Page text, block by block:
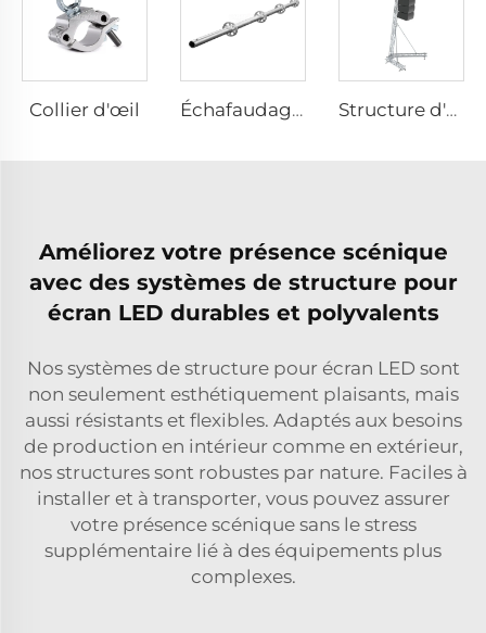
Collier d'œil Échafaudage Ringlock Structure d'enceinte
Améliorez votre présence scénique
avec des systèmes de structure pour
écran LED durables et polyvalents
Nos systèmes de structure pour écran LED sont
non seulement esthétiquement plaisants, mais
aussi résistants et flexibles. Adaptés aux besoins
de production en intérieur comme en extérieur,
nos structures sont robustes par nature. Faciles à
installer et à transporter, vous pouvez assurer
votre présence scénique sans le stress
supplémentaire lié à des équipements plus
complexes.